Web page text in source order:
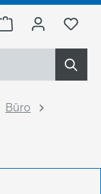
Warenkorb Du
Büro